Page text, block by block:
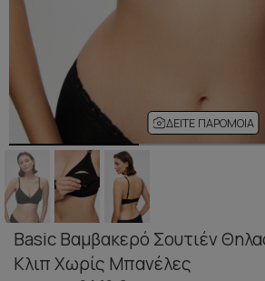
ΔΕΊΤΕ ΠΑΡΌΜΟΙΑ
Basic Βαμβακερό Σουτιέν
Κλιπ Χωρίς Μπανέλες